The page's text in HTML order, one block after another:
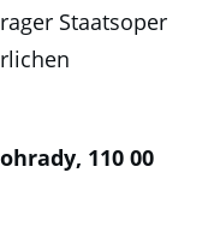
Staatsoper
110 00